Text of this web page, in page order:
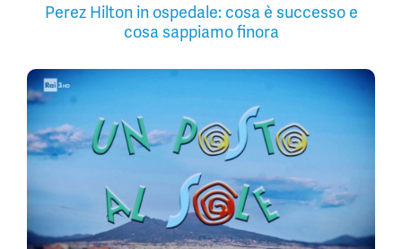
Perez Hilton in ospedale: cosa è successo e
cosa sappiamo finora